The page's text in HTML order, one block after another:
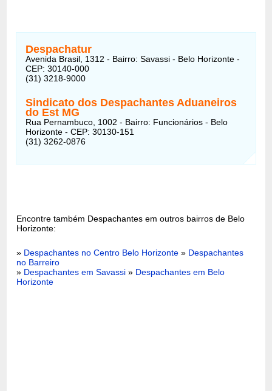
Despachatur
Avenida Brasil, 1312 - Bairro: Savassi - Belo Horizonte -
CEP: 30140-000
(31) 3218-9000
Sindicato dos Despachantes Aduaneiros
do Est MG
Rua Pernambuco, 1002 - Bairro: Funcionários - Belo
Horizonte - CEP: 30130-151
(31) 3262-0876
Encontre também Despachantes em outros bairros de Belo
Horizonte:
» Despachantes no Centro Belo Horizonte » Despachantes
no Barreiro
» Despachantes em Savassi » Despachantes em Belo
Horizonte